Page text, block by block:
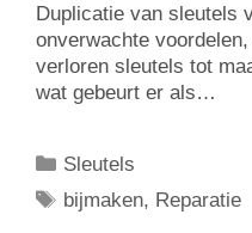
Duplicatie van sleutels
onverwachte
verloren sleutels tot
wat gebeurt er als…
Sleutels
bijmaken, Reparatie